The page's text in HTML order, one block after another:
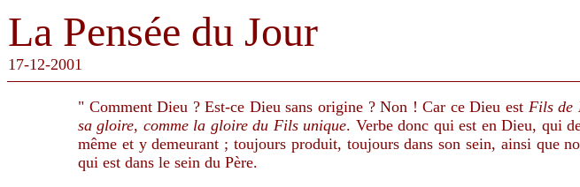
La Pensée du Jour
17-12-2001
" Comment Dieu ? Est-ce Dieu sans origine ? Non ! Car ce Dieu est Fils de
sa gloire, comme la gloire du Fils unique. Verbe donc qui est en Dieu, qui
même et y demeurant ; toujours produit, toujours dans son sein, ainsi que
qui est dans le sein du Père.